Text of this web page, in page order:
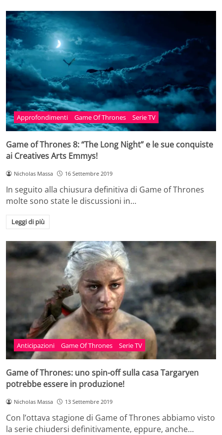
Approfondimenti Game Of Thrones Serie TV
Game of Thrones 8: “The Long Night” e le sue conquiste
ai Creatives Arts Emmys!
Nicholas Massa 16 Settembre 2019
In seguito alla chiusura definitiva di Game of Thrones
molte sono state le discussioni in…
Leggi di più
Anticipazioni Game Of Thrones Serie TV
Game of Thrones: uno spin-off sulla casa Targaryen
potrebbe essere in produzione!
Nicholas Massa 13 Settembre 2019
Con l’ottava stagione di Game of Thrones abbiamo visto
la serie chiudersi definitivamente, eppure, anche…